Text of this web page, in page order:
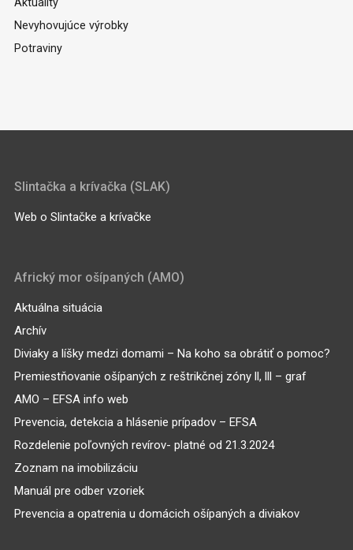
Aktuality
Nevyhovujúce výrobky
Potraviny
Slintačka a krívačka (SLAK)
Web o Slintačke a krívačke
Africký mor ošípaných (AMO)
Aktuálna situácia
Archív
Diviaky a líšky medzi domami – Na koho sa obrátiť o pomoc?
Premiestňovanie ošípaných z reštrikčnej zóny ll, lll – graf
AMO – EFSA info web
Prevencia, detekcia a hlásenie prípadov – EFSA
Rozdelenie poľovných revírov- platné od 21.3.2024
Zoznam na imobilizáciu
Manuál pre odber vzoriek
Prevencia a opatrenia u domácich ošípaných a diviakov